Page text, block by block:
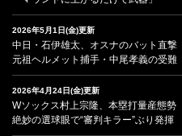
2026年5月1日(金)更新
中日・石伊雄太、オスナのバット直撃
元祖ヘルメット捕手・中尾孝義の受難
2026年4月24日(金)更新
Wソックス村上宗隆、本塁打量産態勢
絶妙の選球眼で“審判キラー”ぶり発揮